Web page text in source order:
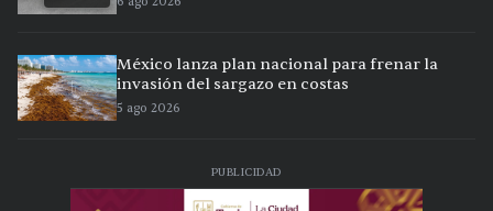
México lanza plan nacional para frenar la
invasión del sargazo en costas
5 ago 2026
PUBLICIDAD